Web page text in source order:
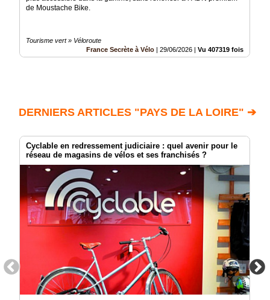
de Moustache Bike.
Tourisme vert » Véloroute
France Secrète à Vélo | 29/06/2026 | Vu 407319 fois
DERNIERS ARTICLES "PAYS DE LA LOIRE" ➔
Cyclable en redressement judiciaire : quel avenir pour le
réseau de magasins de vélos et ses franchisés ?